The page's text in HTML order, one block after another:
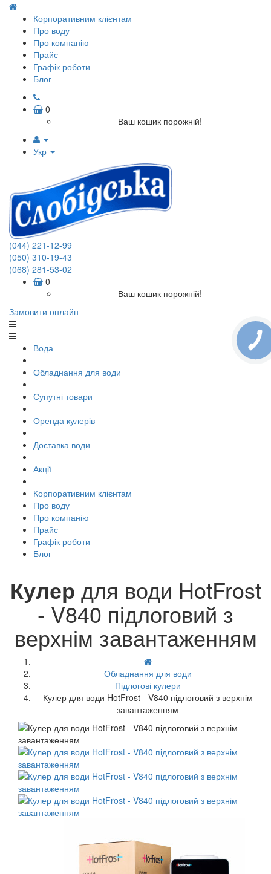
Корпоративним клієнтам
Про воду
Про компанію
Прайс
Графік роботи
Блог
0
Ваш кошик порожній!
Укр
(044) 221-12-99
(050) 310-19-43
(068) 281-53-02
0
Ваш кошик порожній!
Замовити онлайн
Вода
Обладнання для води
Супутні товари
Оренда кулерів
Доставка води
Акції
Корпоративним клієнтам
Про воду
Про компанію
Прайс
Графік роботи
Блог
Кулер для води HotFrost
- V840 підлоговий з
верхнім завантаженням
Обладнання для води
Підлогові кулери
Кулер для води HotFrost - V840 підлоговий з верхнім
завантаженням